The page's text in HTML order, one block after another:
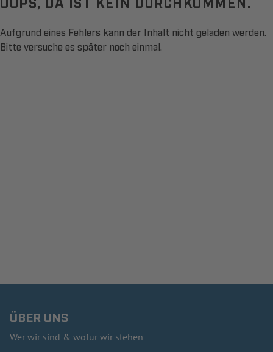
Aufgrund eines Fehlers kann der Inhalt nicht geladen werden.
Bitte versuche es später noch einmal.
ÜBER UNS
Wer wir sind & wofür wir stehen